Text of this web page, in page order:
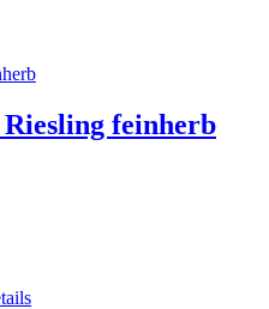
feinherb